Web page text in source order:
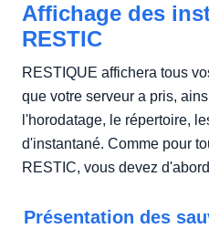
Affichage des
RESTIC
RESTIQUE affichera tous
que votre serveur a pris,
l'horodatage, le répertoire,
d'instantané. Comme pour
RESTIC, vous devez
Présentation des